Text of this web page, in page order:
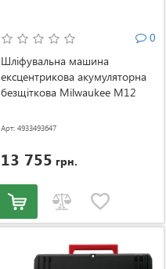
0
Шліфувальна машина
ексцентрикова акумуляторна
безщіткова Milwaukee M12
ЗП) (4933493647)
Арт: 4933493647
13 755 грн.